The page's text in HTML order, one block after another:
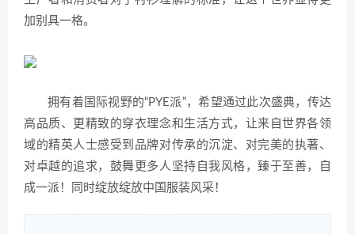
加别具一格。
拥有着国际视野的“PYE派”，希望通过此次盛典，传达
高品质、更精致的穿衣理念和生活方式，让来自世界各领
域的精英人士感受到品牌对传承的沉淀、对完美的执著、
对卓越的追求，鼓舞更多人坚持自我风格，臻于至善，自
成一派！同时绽放绽放中国服装风采！